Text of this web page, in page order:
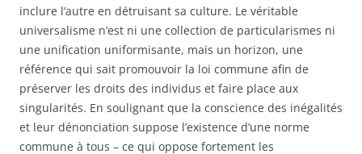
inclure l’autre en détruisant sa culture. Le véritable
universalisme n’est ni une collection de particularismes ni
une unification uniformisante, mais un horizon, une
référence qui sait promouvoir la loi commune afin de
préserver les droits des individus et faire place aux
singularités. En soulignant que la conscience des inégalités
et leur dénonciation suppose l’existence d’une norme
commune à tous – ce qui oppose fortement les